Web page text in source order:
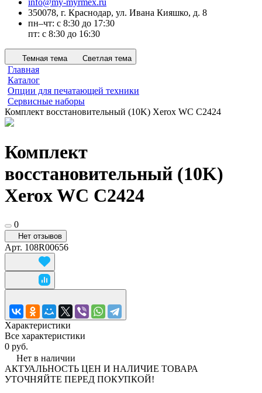
info@my-myrmex.ru
350078, г. Краснодар, ул. Ивана Кияшко, д. 8
пн–чт: с 8:30 до 17:30
пт: с 8:30 до 16:30
Темная тема Светлая тема
Главная
Каталог
Опции для печатающей техники
Сервисные наборы
Комплект восстановительный (10K) Xerox WC C2424
Комплект
восстановительный (10K)
Xerox WC C2424
0
Нет отзывов
Арт. 108R00656
Характеристики
Все характеристики
0 руб.
Нет в наличии
АКТУАЛЬНОСТЬ ЦЕН И НАЛИЧИЕ ТОВАРА
УТОЧНЯЙТЕ ПЕРЕД ПОКУПКОЙ!